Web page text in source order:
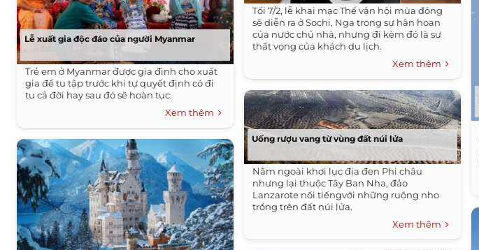
Lễ xuất gia độc đáo của người Myanmar
Trẻ em ở Myanmar được gia đình cho xuất
gia để tu tập trước khi tự quyết định có đi
tu cả đời hay sau đó sẽ hoàn tục.
Xem thêm
Tối 7/2, lễ khai mạc Thế vận hội mùa đông
sẽ diễn ra ở Sochi, Nga trong sự hân hoan
của nước chủ nhà, nhưng đi kèm đó là sự
thất vọng của khách du lịch.
Xem thêm
Uống rượu vang từ vùng đất núi lửa
Nằm ngoài khơi lục địa đen Phi châu
nhưng lại thuộc Tây Ban Nha, đảo
Lanzarote nổi tiếngvới những ruộng nho
trồng trên đất núi lửa.
Xem thêm